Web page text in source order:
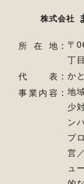
株式会社
所在地
〒
丁
代表
か
事業内容
地
少
ン
プ
営／
ュ